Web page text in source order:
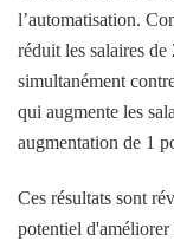
l’automatisation.
réduit les salaires
simultanément
qui augmente les
augmentation de 1
Ces résultats sont
potentiel d'améliorer